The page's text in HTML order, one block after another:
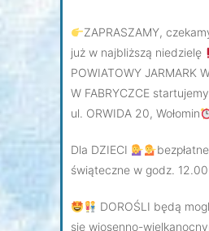
ZAPRASZAMY,
już w najbliższą niedzielę
POWIATOWY JARMARK
W FABRYCZCE
ul. ORWIDA 20, Wołomin
Dla DZIECI
świąteczne w godz.
DOROŚLI będą
się wiosenno-